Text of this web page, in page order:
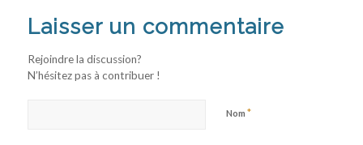
Laisser un commentaire
Rejoindre la discussion?
N’hésitez pas à contribuer !
Nom *